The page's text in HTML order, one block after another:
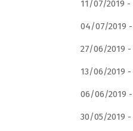
11/07/2019 -
04/07/2019 -
27/06/2019 -
13/06/2019 -
06/06/2019 -
30/05/2019 -